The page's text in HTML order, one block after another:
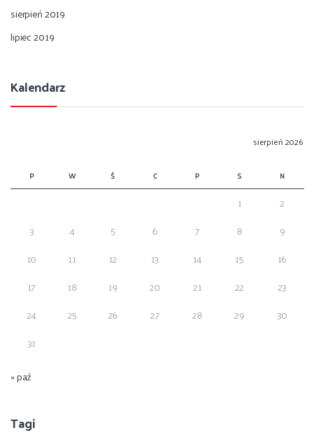
sierpień 2019
lipiec 2019
Kalendarz
sierpień 2026
P W Ś C P S N
1
2
3
4 5 6 7 8
9
10
11 12 13 14 15
16
17
18 19 20 21 22
23
24
25 26 27 28 29
30
31
« paź
Tagi